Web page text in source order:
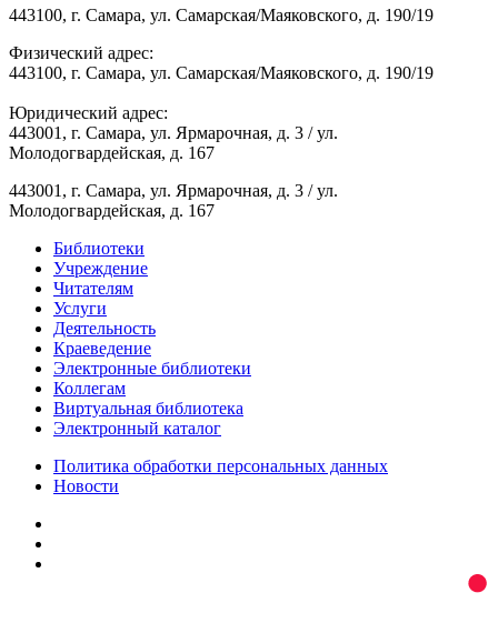
443100, г. Самара, ул. Самарская/Маяковского, д. 190/19
Физический адрес:
443100, г. Самара, ул. Самарская/Маяковского, д. 190/19
Юридический адрес:
443001, г. Самара, ул. Ярмарочная, д. 3 / ул.
Молодогвардейская, д. 167
443001, г. Самара, ул. Ярмарочная, д. 3 / ул.
Молодогвардейская, д. 167
Библиотеки
Учреждение
Читателям
Услуги
Деятельность
Краеведение
Электронные библиотеки
Коллегам
Виртуальная библиотека
Электронный каталог
Политика обработки персональных данных
Новости